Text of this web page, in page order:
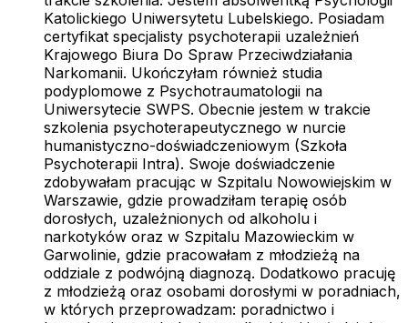
Katolickiego Uniwersytetu Lubelskiego. Posiadam
certyfikat specjalisty psychoterapii uzależnień
Krajowego Biura Do Spraw Przeciwdziałania
Narkomanii. Ukończyłam również studia
podyplomowe z Psychotraumatologii na
Uniwersytecie SWPS. Obecnie jestem w trakcie
szkolenia psychoterapeutycznego w nurcie
humanistyczno-doświadczeniowym (Szkoła
Psychoterapii Intra). Swoje doświadczenie
zdobywałam pracując w Szpitalu Nowowiejskim w
Warszawie, gdzie prowadziłam terapię osób
dorosłych, uzależnionych od alkoholu i
narkotyków oraz w Szpitalu Mazowieckim w
Garwolinie, gdzie pracowałam z młodzieżą na
oddziale z podwójną diagnozą. Dodatkowo pracuję
z młodzieżą oraz osobami dorosłymi w poradniach,
w których przeprowadzam: poradnictwo i